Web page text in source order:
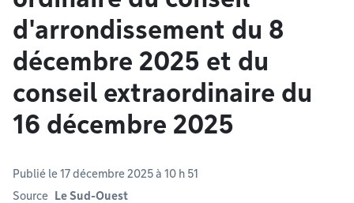
d'arrondissement du 8
décembre 2025 et du
conseil extraordinaire du
16 décembre 2025
Publié le 17 décembre 2025 à 10 h 51
Source
Le Sud-Ouest